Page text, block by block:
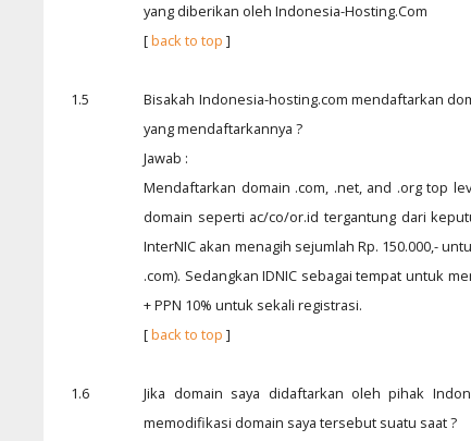
yang diberikan oleh Indonesia-Hosting.Com
[back to top ]
1.5
Bisakah Indonesia-hosting.com mendaftarkan
yang mendaftarkannya ?
Jawab :
Mendaftarkan domain .com, .net, and .org top
domain seperti ac/co/or.id tergantung dari
InterNIC akan menagih sejumlah Rp. 150.000,-
.com). Sedangkan IDNIC sebagai tempat untuk
+ PPN 10% untuk sekali registrasi.
[back to top ]
1.6
Jika domain saya didaftarkan oleh pihak
memodifikasi domain saya tersebut suatu saat ?